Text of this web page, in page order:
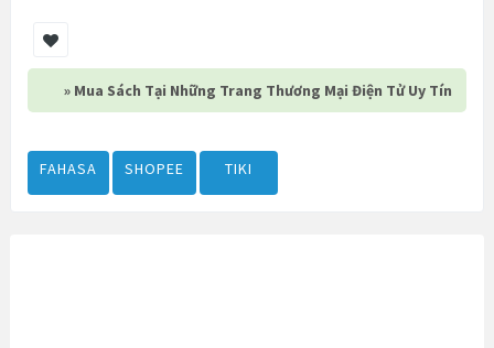
» Mua Sách Tại Những Trang Thương Mại Điện Tử Uy Tín
FAHASA SHOPEE TIKI